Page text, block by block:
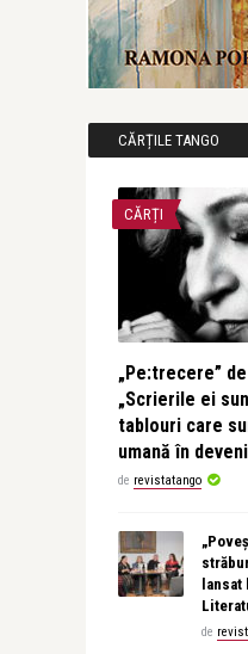
CĂRȚILE TANGO
CĂRȚI
„Pe:trecere”
„Scrierile ei
tablouri care
umană în
de revistatango
de